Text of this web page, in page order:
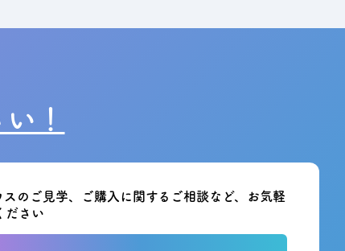
！
スのご見学、ご購入に関する ご相談など、お気軽
ださい